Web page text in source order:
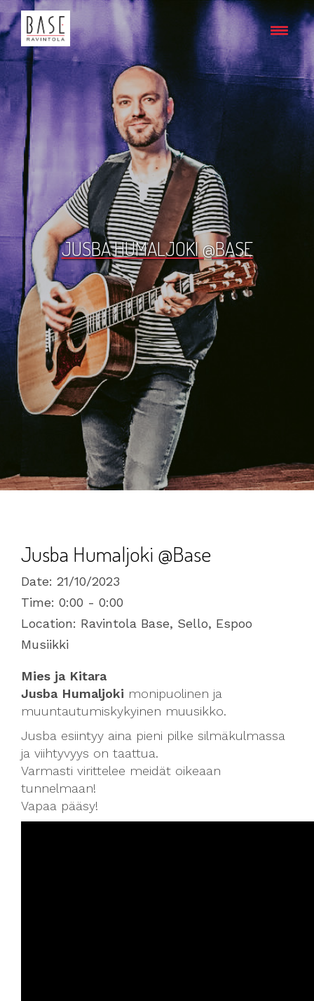
JUSBA HUMALJOKI @BASE
Jusba Humaljoki @Base
Date: 21/10/2023
Time: 0:00 - 0:00
Location: Ravintola Base, Sello, Espoo
Musiikki
Mies ja Kitara
Jusba Humaljoki monipuolinen ja
muuntautumiskykyinen muusikko.
Jusba esiintyy aina pieni pilke silmäkulmassa
ja viihtyvyys on taattua.
Varmasti virittelee meidät oikeaan
tunnelmaan!
Vapaa pääsy!